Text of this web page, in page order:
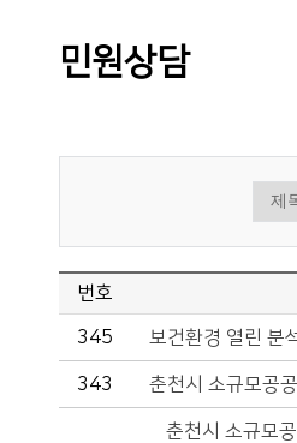
민원상담
번호
345 보건환경 열린 분
343 춘천시 소규모공
춘천시 소규모